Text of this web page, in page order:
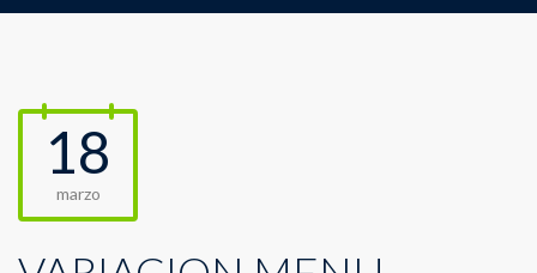
18
marzo